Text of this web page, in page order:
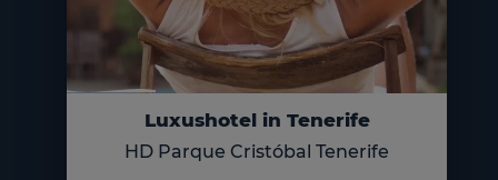
Luxushotel in Tenerife
HD Parque Cristóbal Tenerife